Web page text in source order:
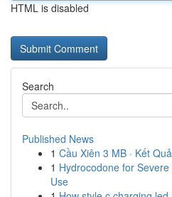
HTML is disabled
Search
Published News
1 Cầu Xiên 3 MB · Kết
1 Hydrocodone for
Use